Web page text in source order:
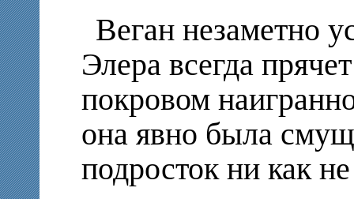
Веган незаметно
Элера всегда
покровом
она явно была
подросток ни как